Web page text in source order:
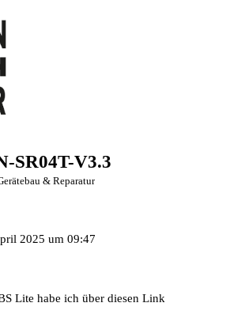
SR04T-V3.3
& Reparatur
2025 um 09:47
Lite habe ich über diesen Link